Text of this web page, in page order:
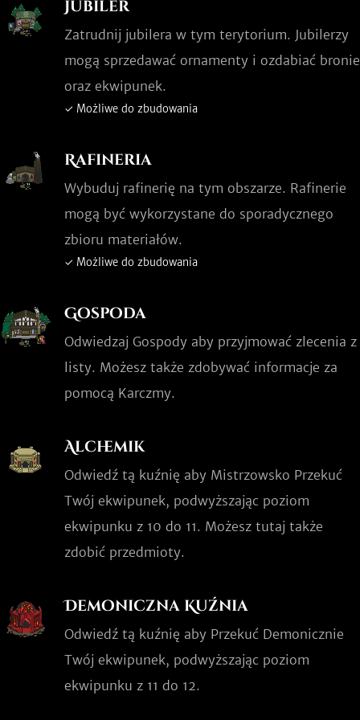
Jubiler
Zatrudnij jubilera w tym terytorium. Jubilerzy
mogą sprzedawać ornamenty i ozdabiać bronie
oraz ekwipunek.
✓ Możliwe do zbudowania
Rafineria
Wybuduj rafinerię na tym obszarze. Rafinerie
mogą być wykorzystane do sporadycznego
zbioru materiałów.
✓ Możliwe do zbudowania
Gospoda
Odwiedzaj Gospody aby przyjmować zlecenia z
listy. Możesz także zdobywać informacje za
pomocą Karczmy.
Alchemik
Odwiedź tą kuźnię aby Mistrzowsko Przekuć
Twój ekwipunek, podwyższając poziom
ekwipunku z 10 do 11. Możesz tutaj także
zdobić przedmioty.
Demoniczna Kuźnia
Odwiedź tą kuźnię aby Przekuć Demonicznie
Twój ekwipunek, podwyższając poziom
ekwipunku z 11 do 12.